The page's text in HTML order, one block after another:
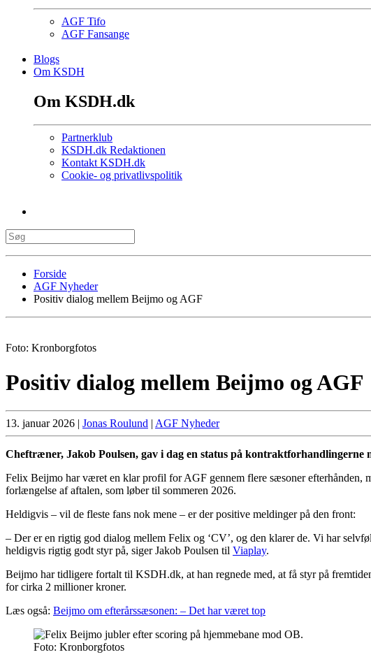
AGF Tifo
AGF Fansange
Blogs
Om KSDH
Om KSDH.dk
Partnerklub
KSDH.dk Redaktionen
Kontakt KSDH.dk
Cookie- og privatlivspolitik
Forside
AGF Nyheder
Positiv dialog mellem Beijmo og AGF
Foto: Kronborgfotos
Positiv dialog mellem Beijmo og AGF
13. januar 2026 | Jonas Roulund | AGF Nyheder
Cheftræner, Jakob Poulsen, gav i dag en status på kontraktforhandlingerne
Felix Beijmo har været en klar profil for AGF gennem flere sæsoner efterhånden,
forlængelse af aftalen, som løber til sommeren 2026.
Heldigvis – vil de fleste fans nok mene – er der positive meldinger på den front:
– Der er en rigtig god dialog mellem Felix og ‘CV’, og den klarer de. Vi har
heldigvis rigtig godt styr på, siger Jakob Poulsen til Viaplay.
Beijmo har tidligere fortalt til KSDH.dk, at han regnede med, at få styr på
for cirka 2 millioner kroner.
Læs også: Beijmo om efterårssæsonen: – Det har været top
Foto: Kronborgfotos